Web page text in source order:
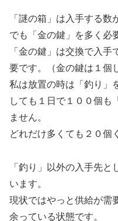
「謎の箱」は入手する
でも「金の鍵」を多く必
「金の鍵」は交換で入
要です。（金の鍵は１個
私は放置の時は「釣り」
しても１日で１００個も
ません。
どれだけ多くても２０個
「釣り」以外の入手先
います。
現状ではやっと供給が需
余っている状態です。